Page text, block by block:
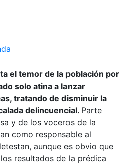
el temor de la población por
solo atina a lanzar
tratando de disminuir la
delincuencial. Parte
y de los voceros de la
como responsable al
aunque es obvio que
resultados de la prédica